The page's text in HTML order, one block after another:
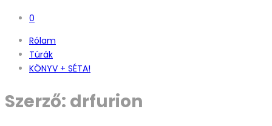
0
Rólam
Túrák
KÖNYV + SÉTA!
Szerző: drfurion